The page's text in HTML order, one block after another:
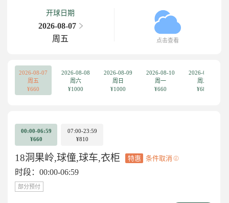
开球日期
2026-08-07
周五
点击查看
2026-08-07
周五
¥660
2026-08-08
周六
¥1000
2026-08-09
周日
¥1000
2026-08-10
周一
¥660
2026-08-11
周二
¥680
00:00-06:59
¥660
07:00-23:59
¥810
18洞果岭,球僮,球车,衣柜 特惠 条件取消
时段：00:00-06:59
部分预付